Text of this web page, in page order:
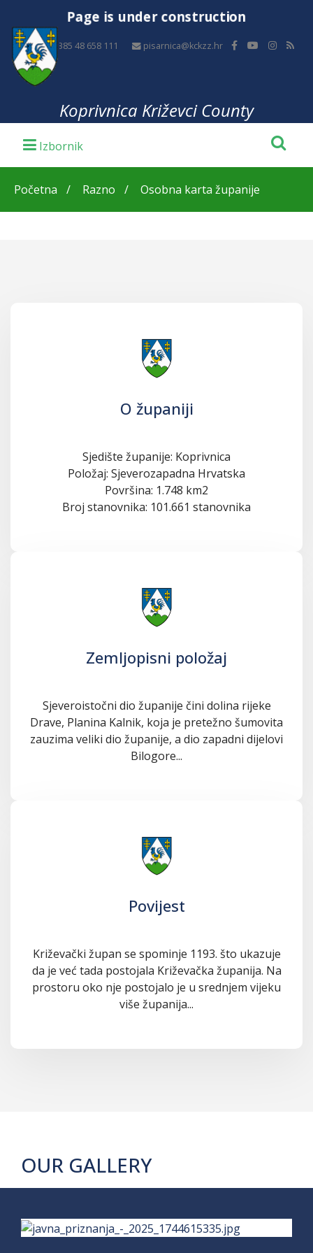
Page is under construction
+385 48 658 111 pisarnica@kckzz.hr
Koprivnica Križevci County
Početna Razno Osobna karta županije
O županiji
Sjedište županije: Koprivnica
Položaj: Sjeverozapadna Hrvatska
Površina: 1.748 km2
Broj stanovnika: 101.661 stanovnika
Zemljopisni položaj
Sjeveroistočni dio županije čini dolina rijeke
Drave, Planina Kalnik, koja je pretežno šumovita
zauzima veliki dio županije, a dio zapadni dijelovi
Bilogore...
Povijest
Križevački župan se spominje 1193. što ukazuje
da je već tada postojala Križevačka županija. Na
prostoru oko nje postojalo je u srednjem vijeku
više županija...
OUR GALLERY